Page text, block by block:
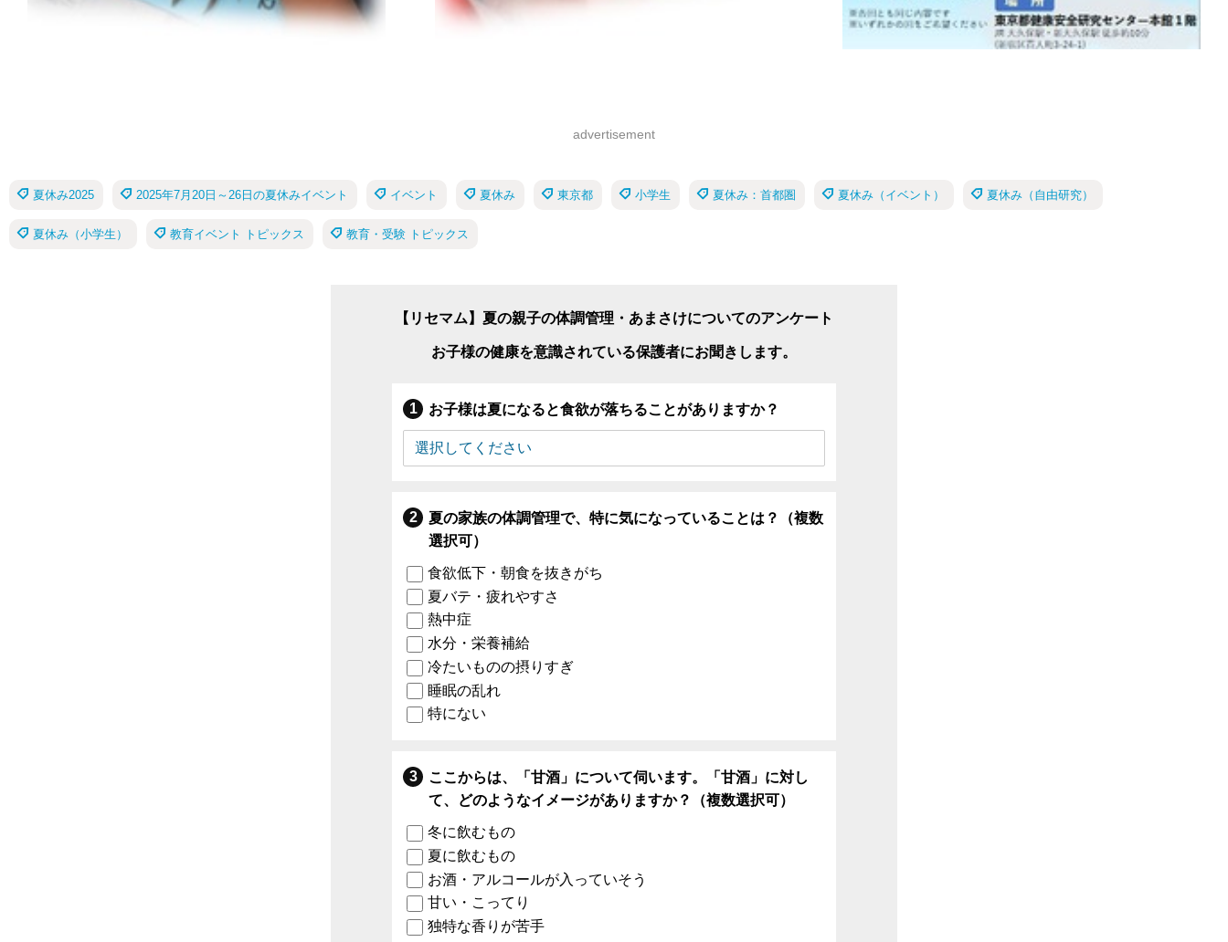
advertisement
夏休み2025 2025年7月20日～26日の夏休みイベント イベント 夏休み 東京都 小学生 夏休み：首都圏 夏休み（イベント） 夏休み（自由研究）
夏休み（小学生） 教育イベント トピックス 教育・受験 トピックス
【リセマム】夏の親子の体調管理・あまさけについてのアンケート
お子様の健康を意識されている保護者にお聞きします。
お子様は夏になると食欲が落ちることがありますか？
夏の家族の体調管理で、特に気になっていることは？（複数
選択可）
食欲低下・朝食を抜きがち
夏バテ・疲れやすさ
熱中症
水分・栄養補給
冷たいものの摂りすぎ
睡眠の乱れ
特にない
ここからは、「甘酒」について伺います。「甘酒」に対し
て、どのようなイメージがありますか？（複数選択可）
冬に飲むもの
夏に飲むもの
お酒・アルコールが入っていそう
甘い・こってり
独特な香りが苦手